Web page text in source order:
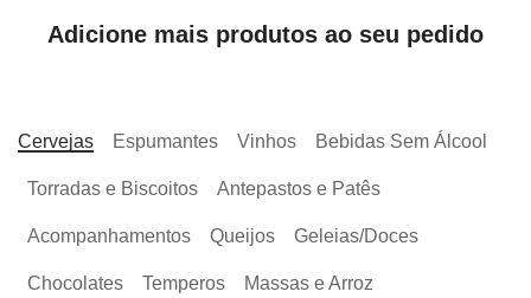
Adicione mais produtos ao seu pedido
Cervejas Espumantes Vinhos Bebidas Sem Álcool
Torradas e Biscoitos Antepastos e Patês
Acompanhamentos Queijos Geleias/Doces
Chocolates Temperos Massas e Arroz